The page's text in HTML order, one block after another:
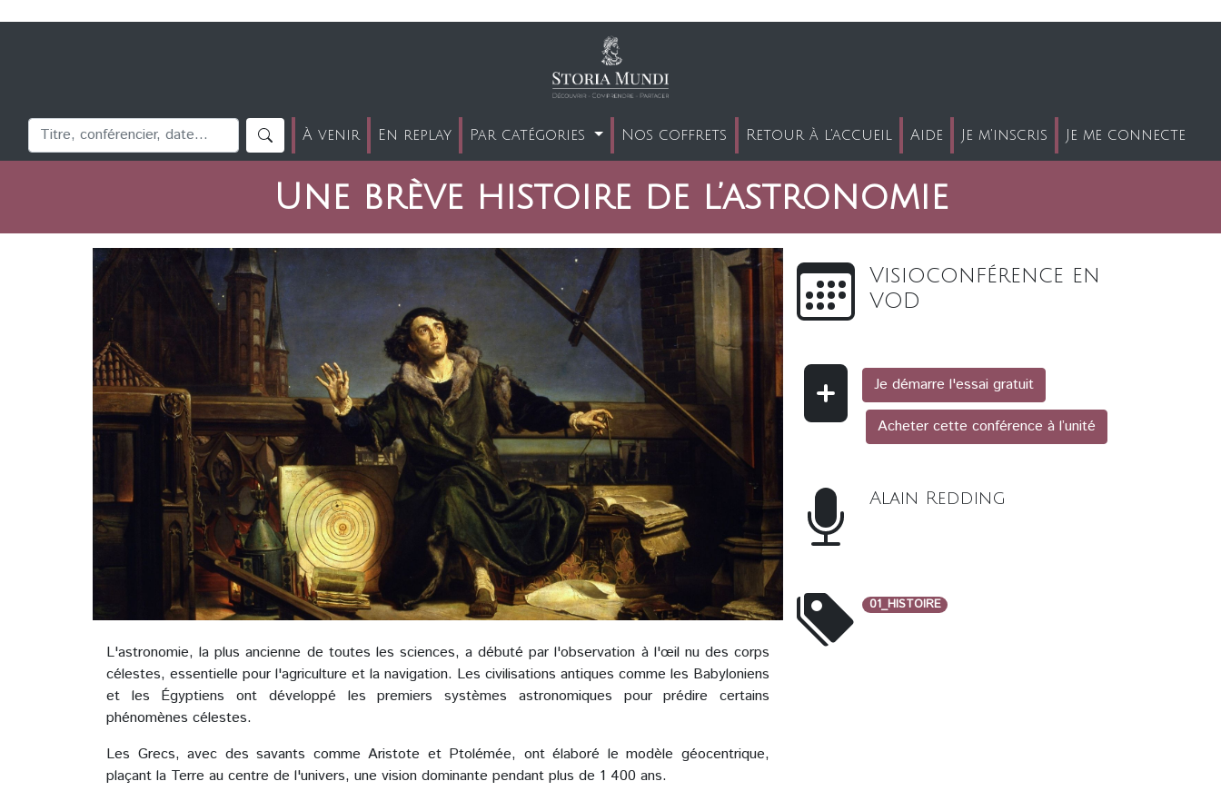
À venir En replay Par catégories Nos coffrets Retour à l'accueil Aide Je m'inscris Je me connecte
Une brève histoire de l’astronomie
L'astronomie, la plus ancienne de toutes les sciences, a débuté par l'observation à l'œil nu des corps
célestes, essentielle pour l'agriculture et la navigation. Les civilisations antiques comme les Babyloniens
et les Égyptiens ont développé les premiers systèmes astronomiques pour prédire certains
phénomènes célestes.
Les Grecs, avec des savants comme Aristote et Ptolémée, ont élaboré le modèle géocentrique,
plaçant la Terre au centre de l'univers, une vision dominante pendant plus de 1 400 ans.
Visioconférence en
VOD
Je démarre l'essai gratuit
Acheter cette conférence à l’unité
Alain Redding
01_HISTOIRE